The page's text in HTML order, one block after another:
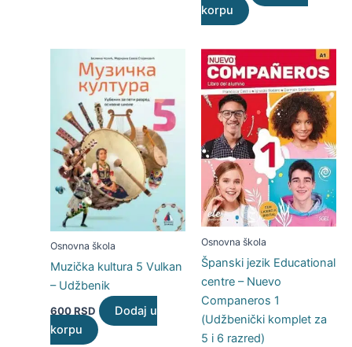
korpu
Osnovna škola
Muzička kultura 5 Vulkan
– Udžbenik
600RSD
Dodaj u
korpu
Osnovna škola
Španski jezik Educational
centre – Nuevo
Companeros 1
(Udžbenički komplet za
5 i 6 razred)